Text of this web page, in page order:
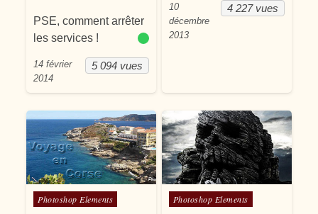
PSE, comment arrêter
les services !
5 094 vues
14 février
2014
4 227 vues
10
décembre
2013
Posté dans
Photoshop Elements Posté dans
Photoshop Elements